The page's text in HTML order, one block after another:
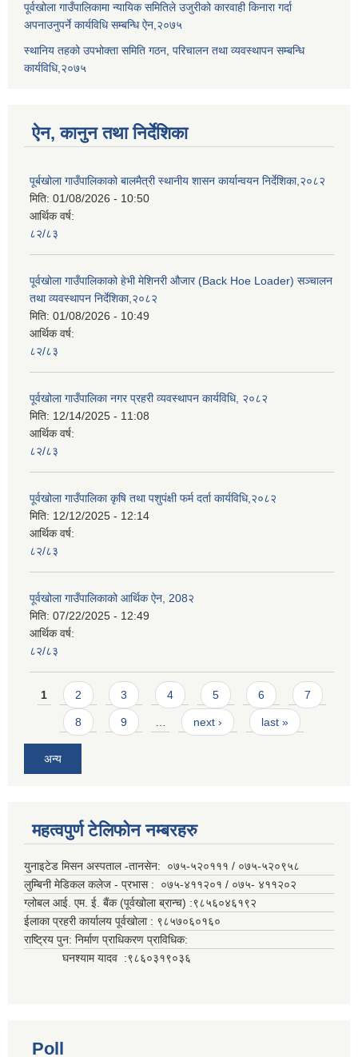
पूर्वखोला गाउँपालिकामा न्यायिक समितिले उजुरीको कारवाही किनारा गर्दा
अपनाउनुपर्ने कार्यविधि सम्बन्धि ऐन,२०७५
स्थानिय तहको उपभोक्ता समिति गठन, परिचालन तथा व्यवस्थापन सम्बन्धि
कार्यविधि,२०७५
ऐन, कानुन तथा निर्देशिका
पूर्बखोला गाउँपालिकाको बालमैत्री स्थानीय शासन कार्यान्वयन निर्देशिका,२०८२
मिति: 01/08/2026 - 10:50
आर्थिक वर्ष:
८२/८३
पूर्वखोला गाउँपालिकाको हेभी मेशिनरी औजार (Back Hoe Loader) सञ्चालन
तथा व्यवस्थापन निर्देशिका,२०८२
मिति: 01/08/2026 - 10:49
आर्थिक वर्ष:
८२/८३
पूर्वखोला गाउँपालिका नगर प्रहरी व्यवस्थापन कार्यविधि, २०८२
मिति: 12/14/2025 - 11:08
आर्थिक वर्ष:
८२/८३
पूर्वखोला गाउँपालिका कृषि तथा पशुपंक्षी फर्म दर्ता कार्यविधि,२०८२
मिति: 12/12/2025 - 12:14
आर्थिक वर्ष:
८२/८३
पूर्वखोला गाउँपालिकाको आर्थिक ऐन, 208२
मिति: 07/22/2025 - 12:49
आर्थिक वर्ष:
८२/८३
Pages
1 2 3 4 5 6 7
8 9 next › last »
अन्य
महत्वपुर्ण टेलिफोन नम्बरहरु
युनाइटेड मिसन अस्पताल -तानसेन: ०७५-५२०१११ / ०७५-५२०९५८
लुम्बिनी मेडिकल कलेज - प्रभास : ०७५-४११२०१ / ०७५- ४११२०२
ग्लोबल आई. एम. ई. बैंक (पूर्वखोला ब्रान्च) :९८५६०४६१९२
ईलाका प्रहरी कार्यालय पूर्वखोला : ९८५७०६०१६०
राष्ट्रिय पुन: निर्माण प्राधिकरण प्राविधिक:
घनश्याम यादव :९८६०३१९०३६
Poll